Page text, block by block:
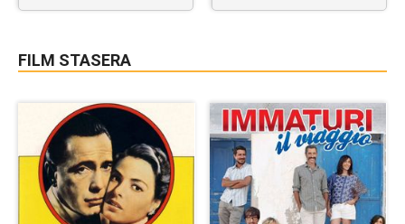
FILM STASERA